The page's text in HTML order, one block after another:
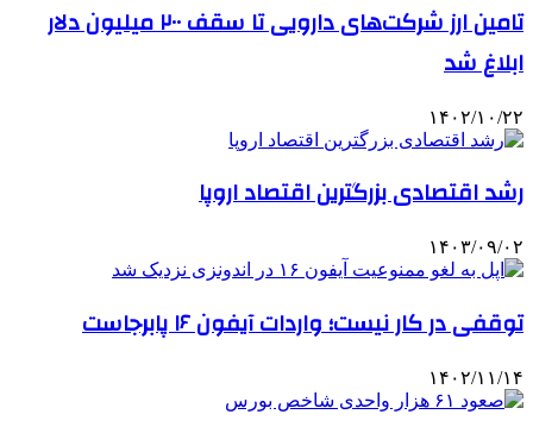
تامین ارز شرکت‌های دارویی تا سقف ۲۰۰ میلیون دلار
ابلاغ شد
۱۴۰۲/۱۰/۲۲
رشد اقتصادی بزرگترین اقتصاد اروپا
۱۴۰۳/۰۹/۰۲
توقفی در کار نیست؛ واردات آیفون ۱۶ پابرجاست
۱۴۰۲/۱۱/۱۴